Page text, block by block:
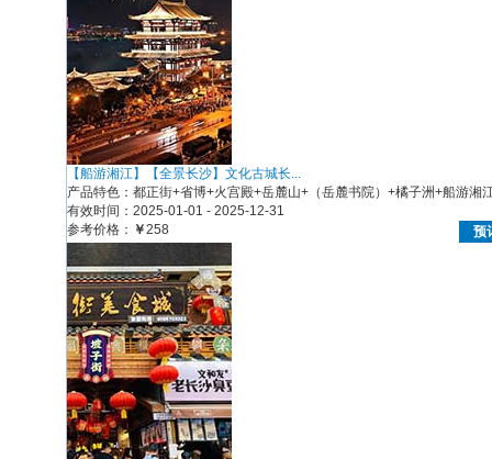
【船游湘江】【全景长沙】文化古城长...
产品特色：都正街+省博+火宫殿+岳麓山+（岳麓书院）+橘子洲+船游湘
有效时间：2025-01-01 - 2025-12-31
预
参考价格： ￥258